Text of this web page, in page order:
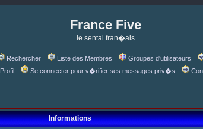
France Five
le sentai fran�ais
Rechercher Liste des Membres Groupes d'utilisateurs
Profil
Se connecter pour v�rifier ses messages priv�s
Informations